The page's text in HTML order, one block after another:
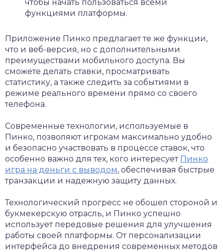
чтобы начать пользоваться всеми
функциями платформы.
Приложение Пинко предлагает те же функции,
что и веб-версия, но с дополнительными
преимуществами мобильного доступа. Вы
сможете делать ставки, просматривать
статистику, а также следить за событиями в
режиме реального времени прямо со своего
телефона.
Современные технологии, используемые в
Пинко, позволяют игрокам максимально удобно
и безопасно участвовать в процессе ставок, что
особенно важно для тех, кого интересует Пинко
игра на деньги с выводом, обеспечивая быстрые
транзакции и надежную защиту данных.
Технологический прогресс не обошел стороной и
букмекерскую отрасль, и Пинко успешно
использует передовые решения для улучшения
работы своей платформы. От персонализации
интерфейса до внедрения современных методов